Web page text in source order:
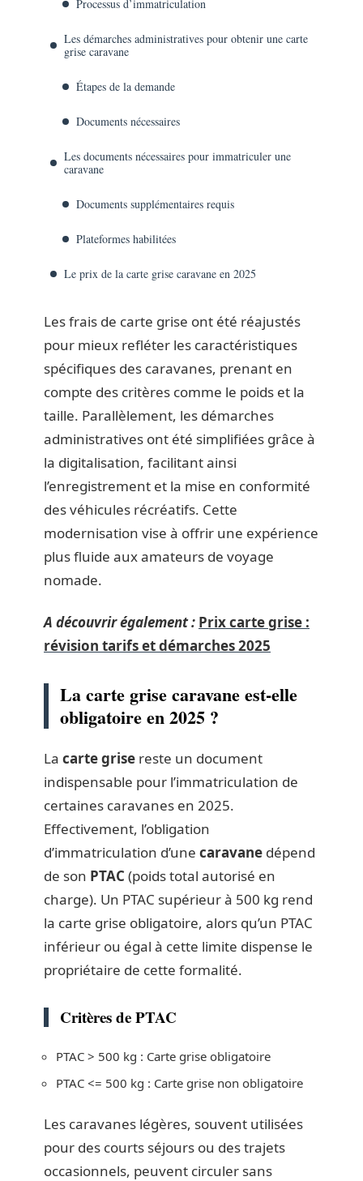
Processus d’immatriculation
Les démarches administratives pour obtenir une carte
grise caravane
Étapes de la demande
Documents nécessaires
Les documents nécessaires pour immatriculer une
caravane
Documents supplémentaires requis
Plateformes habilitées
Le prix de la carte grise caravane en 2025
Les frais de carte grise ont été réajustés
pour mieux refléter les caractéristiques
spécifiques des caravanes, prenant en
compte des critères comme le poids et la
taille. Parallèlement, les démarches
administratives ont été simplifiées grâce à
la digitalisation, facilitant ainsi
l’enregistrement et la mise en conformité
des véhicules récréatifs. Cette
modernisation vise à offrir une expérience
plus fluide aux amateurs de voyage
nomade.
A découvrir également : Prix carte grise :
révision tarifs et démarches 2025
La carte grise caravane est-elle
obligatoire en 2025 ?
La carte grise reste un document
indispensable pour l’immatriculation de
certaines caravanes en 2025.
Effectivement, l’obligation
d’immatriculation d’une caravane dépend
de son PTAC (poids total autorisé en
charge). Un PTAC supérieur à 500 kg rend
la carte grise obligatoire, alors qu’un PTAC
inférieur ou égal à cette limite dispense le
propriétaire de cette formalité.
Critères de PTAC
PTAC > 500 kg : Carte grise obligatoire
PTAC <= 500 kg : Carte grise non obligatoire
Les caravanes légères, souvent utilisées
pour des courts séjours ou des trajets
occasionnels, peuvent circuler sans